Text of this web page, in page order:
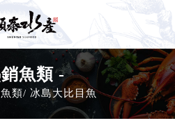
魚類 -
類 冰島大比目魚